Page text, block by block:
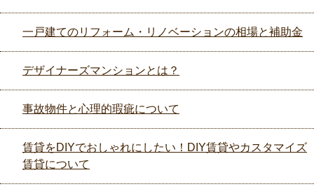
一戸建てのリフォーム・リノベーションの相場と補助金
デザイナーズマンションとは？
事故物件と心理的瑕疵について
賃貸をDIYでおしゃれにしたい！DIY賃貸やカスタマイズ
賃貸について